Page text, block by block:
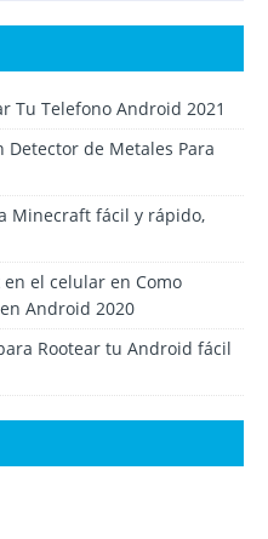
Tu Telefono Android 2021
Detector de Metales Para
Minecraft fácil y rápido,
en el celular en Como
Android 2020
Rootear tu Android fácil